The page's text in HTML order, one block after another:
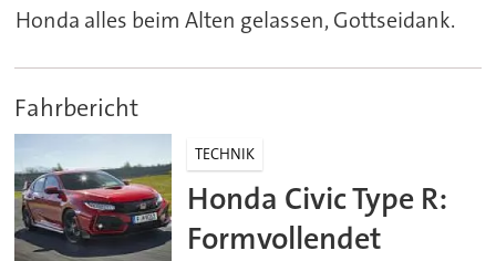
Honda alles beim Alten gelassen, Gottseidank.
Fahrbericht
TECHNIK
Honda Civic Type R:
Formvollendet